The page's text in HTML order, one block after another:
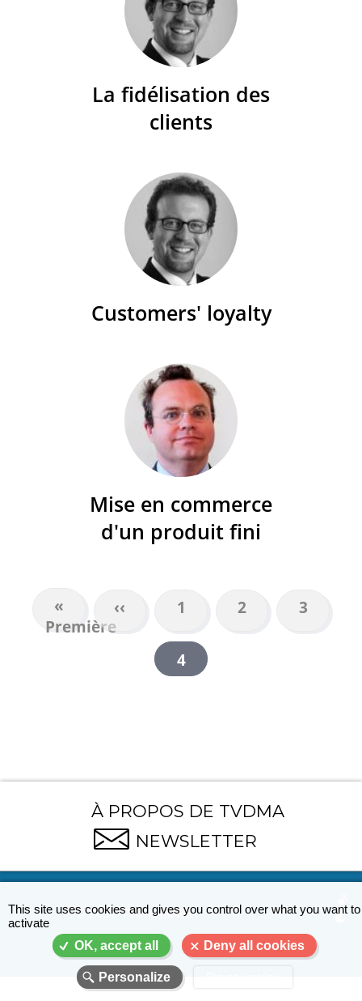
La fidélisation des
clients
Customers' loyalty
Mise en commerce
d'un produit fini
PAGINATION
Première
page
«
Première
Page
précédente
‹‹ Page
1 Page
2 Page
3
Page
courante
4
À PROPOS DE TVDMA
NEWSLETTER
© 2026 TVDMA.ORG
This site uses cookies and gives you control over what you want to
activate
OK, accept all
Deny all cookies
Personalize